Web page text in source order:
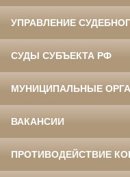
УПРАВЛЕНИЕ
СУДЫ СУБЪЕКТА РФ
МУНИЦИПАЛЬНЫЕ
ВАКАНСИИ
ПРОТИВОДЕЙСТВИЕ